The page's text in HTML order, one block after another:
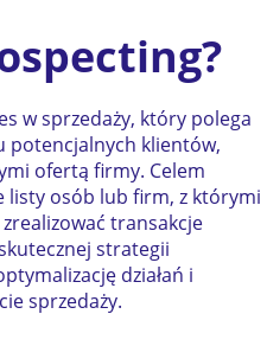
w sprzedaży, który polega
potencjalnych klientów,
ofertą firmy. Celem
osób lub firm, z którymi
transakcje
strategii
działań i
sprzedaży.